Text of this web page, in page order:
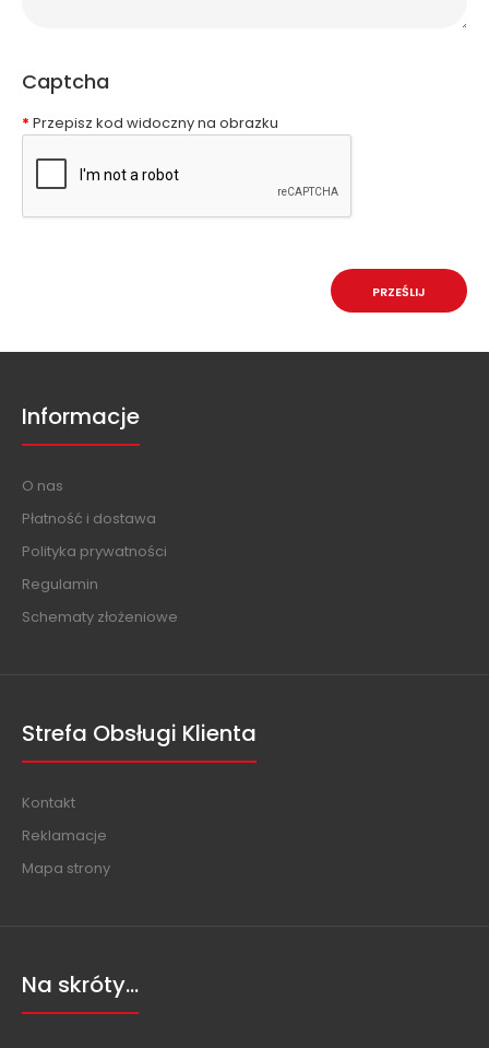
Captcha
Przepisz kod widoczny na obrazku
Informacje
O nas
Płatność i dostawa
Polityka prywatności
Regulamin
Schematy złożeniowe
Strefa Obsługi Klienta
Kontakt
Reklamacje
Mapa strony
Na skróty...